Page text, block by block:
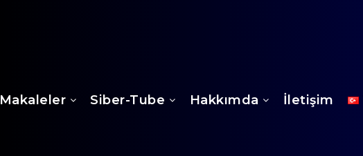
Makaleler Siber-Tube Hakkımda İletişim